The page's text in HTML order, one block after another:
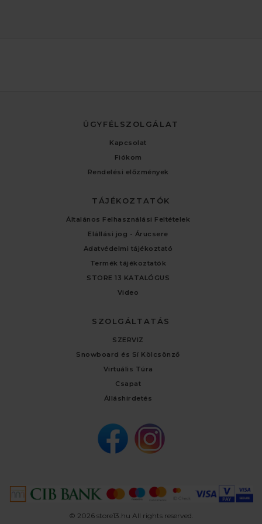
ÜGYFÉLSZOLGÁLAT
Kapcsolat
Fiókom
Rendelési előzmények
TÁJÉKOZTATÓK
Általános Felhasználási Feltételek
Elállási jog - Árucsere
Adatvédelmi tájékoztató
Termék tájékoztatók
STORE 13 KATALÓGUS
Video
SZOLGÁLTATÁS
SZERVIZ
Snowboard és Sí Kölcsönző
Virtuális Túra
Csapat
Álláshirdetés
© 2026 store13.hu All rights reserved.